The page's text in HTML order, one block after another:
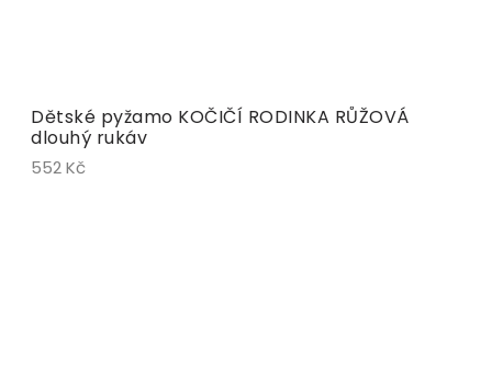
Dětské pyžamo KOČIČÍ RODINKA RŮŽOVÁ
dlouhý rukáv
552 Kč